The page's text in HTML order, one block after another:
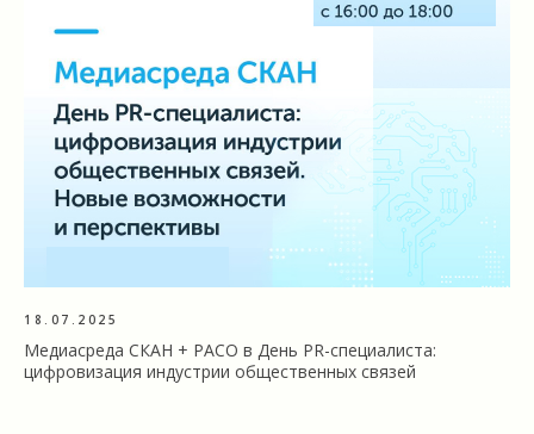
18.07.2025
Медиасреда СКАН + РАСО в День PR-специалиста:
цифровизация индустрии общественных связей